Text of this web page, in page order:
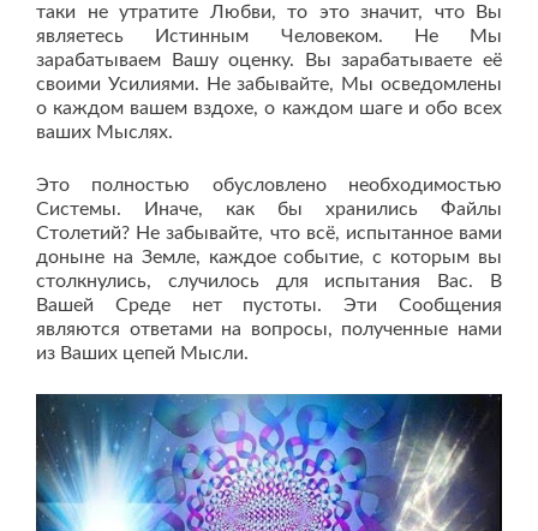
таки не утратите Любви, то это значит, что Вы
являетесь Истинным Человеком. Не Мы
зарабатываем Вашу оценку. Вы зарабатываете её
своими Усилиями. Не забывайте, Мы осведомлены
о каждом вашем вздохе, о каждом шаге и обо всех
ваших Мыслях.
Это полностью обусловлено необходимостью
Системы. Иначе, как бы хранились Файлы
Столетий? Не забывайте, что всё, испытанное вами
доныне на Земле, каждое событие, с которым вы
столкнулись, случилось для испытания Вас. В
Вашей Среде нет пустоты. Эти Сообщения
являются ответами на вопросы, полученные нами
из Ваших цепей Мысли.